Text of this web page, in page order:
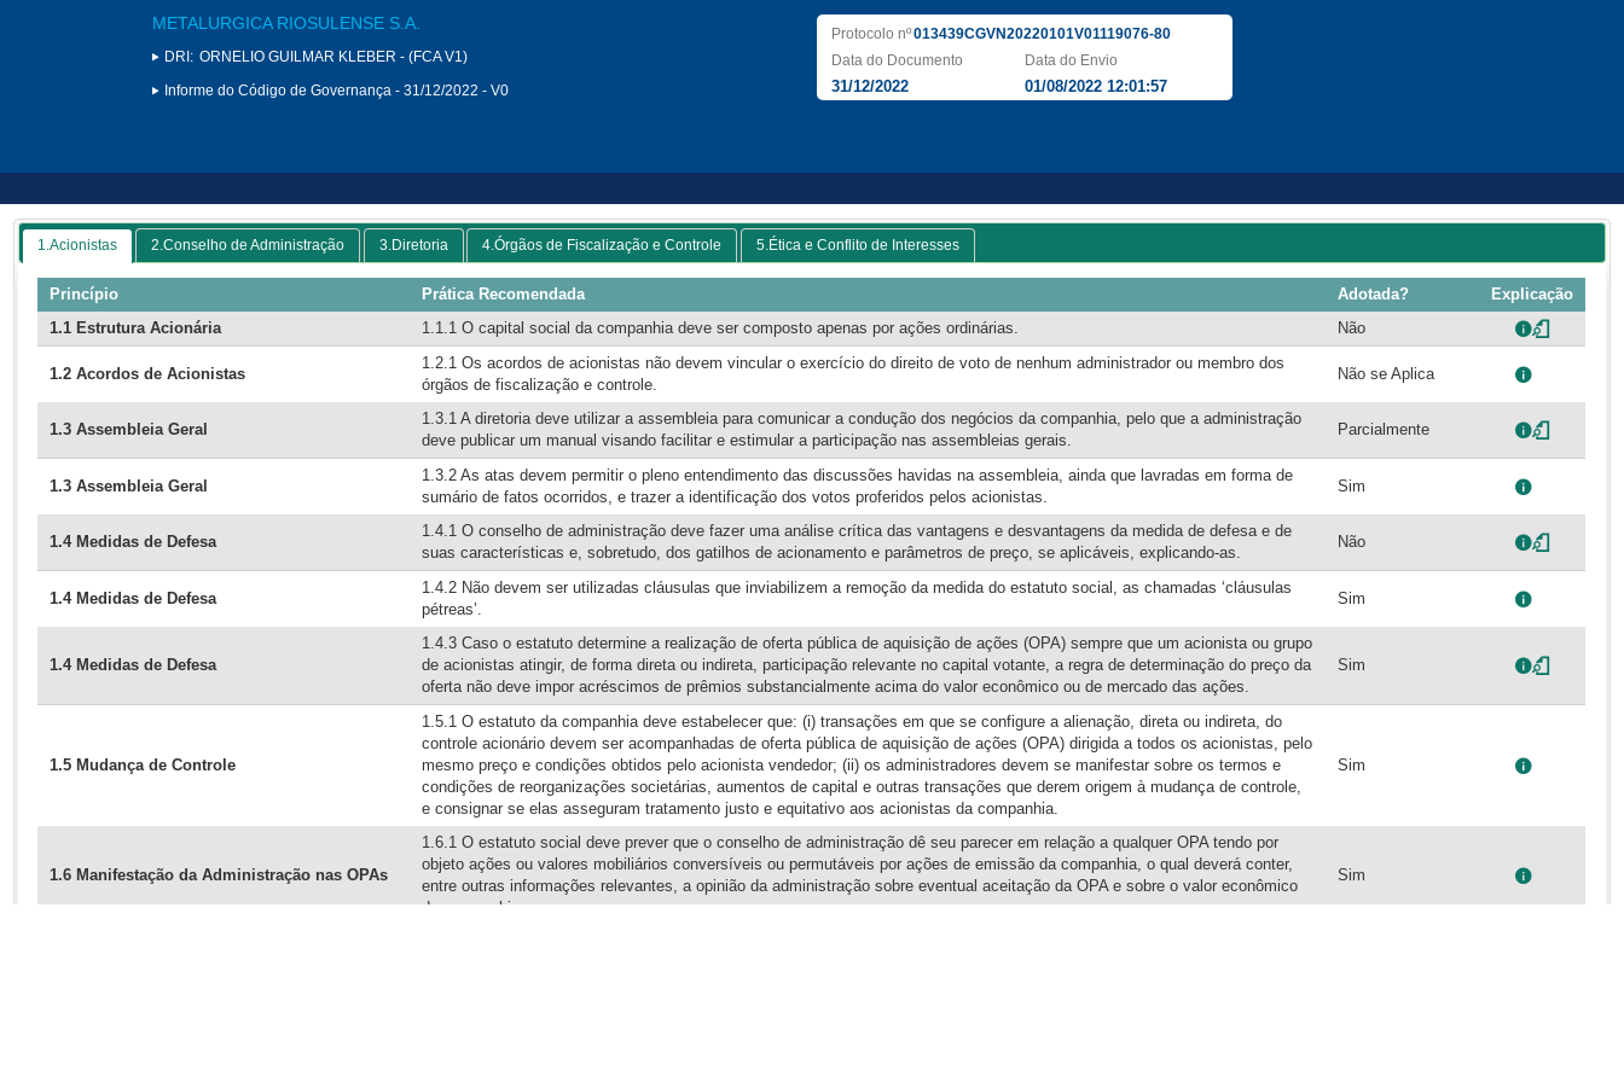
METALURGICA RIOSULENSE S.A.
DRI: ORNELIO GUILMAR KLEBER - (FCA V1)
Informe do Código de Governança - 31/12/2022 - V0
Protocolo nº013439CGVN20220101V01119076-80
Data do Documento
31/12/2022
Data do Envio
01/08/2022 12:01:57